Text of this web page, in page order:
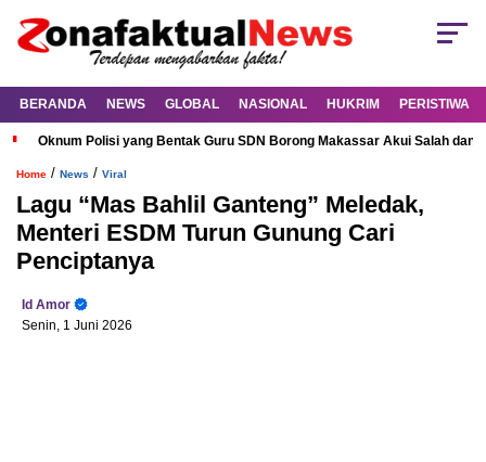
BERANDA NEWS GLOBAL NASIONAL HUKRIM PERISTIWA
Oknum Polisi yang Bentak Guru SDN Borong Makassar Akui Salah dan
Home / News / Viral
Lagu “Mas Bahlil Ganteng” Meledak,
Menteri ESDM Turun Gunung Cari
Penciptanya
Id Amor
Senin, 1 Juni 2026